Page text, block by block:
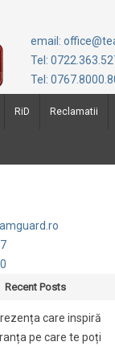
email:
Tel:
Tel:
RiD Reclamatii
Recent Posts
care inspiră
pe care te poți